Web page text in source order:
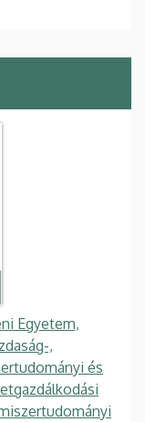
Egyetem,
,
és